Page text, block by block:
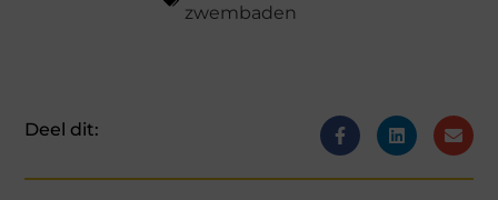
zwembaden
Deel dit: